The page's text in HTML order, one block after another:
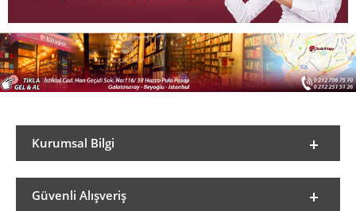
Kurumsal Bilgi
Güvenli Alışveriş